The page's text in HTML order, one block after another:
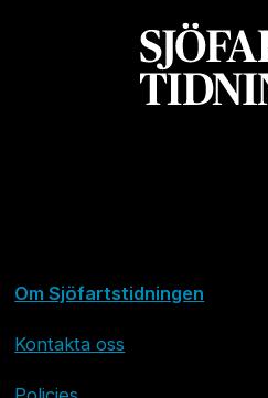
Om Sjöfartstidningen
Kontakta oss